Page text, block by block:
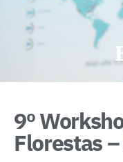
9º
Florestas